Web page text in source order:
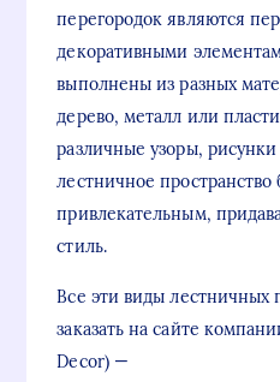
перегородок являются
декоративными
выполнены из разных
дерево, металл или
различные узоры,
лестничное
привлекательным,
стиль.
Все эти виды лестничных
заказать на сайте
Decor) —